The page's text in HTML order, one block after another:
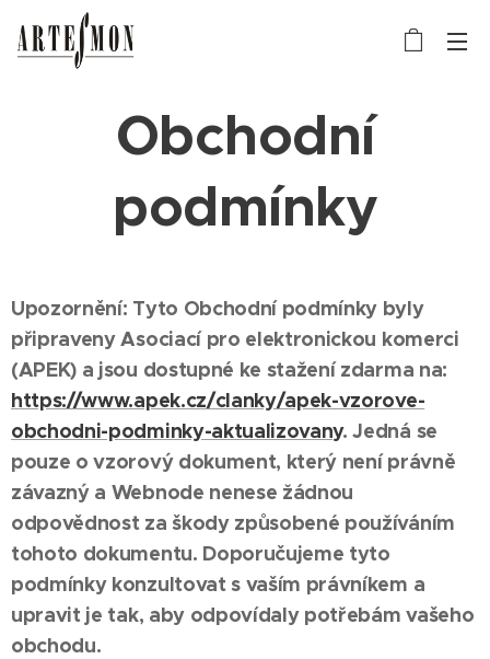
Obchodní
podmínky
Upozornění: Tyto Obchodní podmínky byly
připraveny Asociací pro elektronickou komerci
(APEK) a jsou dostupné ke stažení zdarma na:
https://www.apek.cz/clanky/apek-vzorove-
obchodni-podminky-aktualizovany. Jedná se
pouze o vzorový dokument, který není právně
závazný a Webnode nenese žádnou
odpovědnost za škody způsobené používáním
tohoto dokumentu. Doporučujeme tyto
podmínky konzultovat s vaším právníkem a
upravit je tak, aby odpovídaly potřebám vašeho
obchodu.